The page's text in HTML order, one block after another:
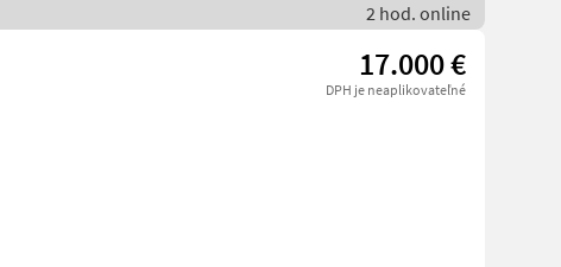
2 hod. online
17.000 €
DPH je neaplikovateľné